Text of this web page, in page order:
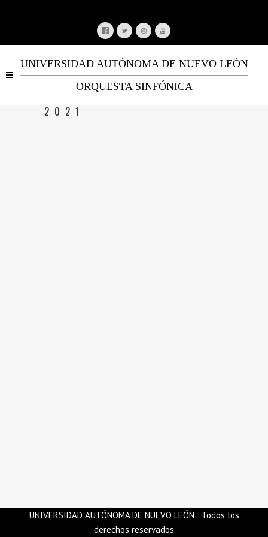
UNIVERSIDAD AUTÓNOMA DE NUEVO LEÓN
ORQUESTA SINFÓNICA
2021
UNIVERSIDAD AUTÓNOMA DE NUEVO LEÓN Todos los
derechos reservados